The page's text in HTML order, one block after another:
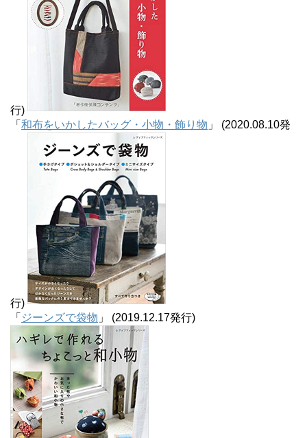
行)
「 和布をいかしたバッグ・小物・飾り物 」 (2020.08.10発
行)
「 ジーンズで袋物 」 (2019.12.17発行)